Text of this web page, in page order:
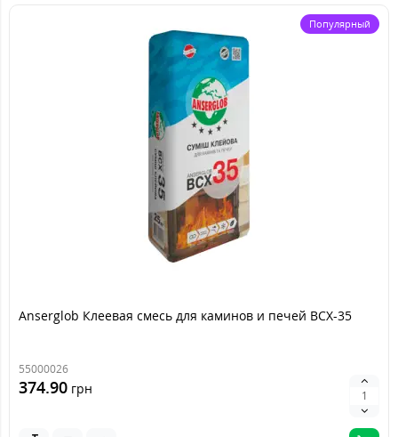
Популярный
Anserglob Клеевая смесь для каминов и печей ВСХ-35
55000026
374.90 грн